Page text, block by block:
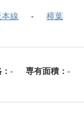
線 樟葉
- 専有面積： -